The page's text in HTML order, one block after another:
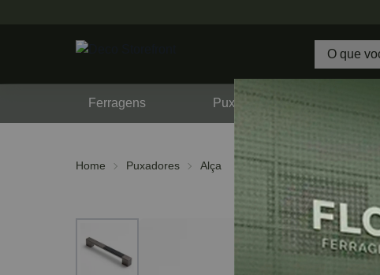
Ferragens Puxadores
Home Puxadores Alça